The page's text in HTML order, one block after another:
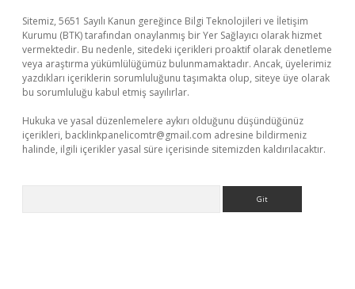
Sitemiz, 5651 Sayılı Kanun gereğince Bilgi Teknolojileri ve İletişim
Kurumu (BTK) tarafından onaylanmış bir Yer Sağlayıcı olarak hizmet
vermektedir. Bu nedenle, sitedeki içerikleri proaktif olarak denetleme
veya araştırma yükümlülüğümüz bulunmamaktadır. Ancak, üyelerimiz
yazdıkları içeriklerin sorumluluğunu taşımakta olup, siteye üye olarak
bu sorumluluğu kabul etmiş sayılırlar.
Hukuka ve yasal düzenlemelere aykırı olduğunu düşündüğünüz
içerikleri, backlinkpanelicomtr@gmail.com adresine bildirmeniz
halinde, ilgili içerikler yasal süre içerisinde sitemizden kaldırılacaktır.